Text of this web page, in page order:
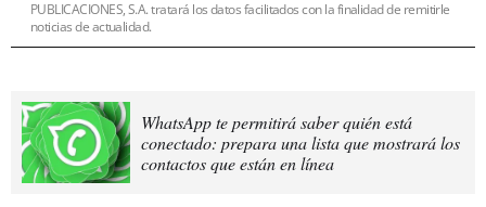
PUBLICACIONES, S.A. tratará los datos facilitados con la finalidad de remitirle
noticias de actualidad.
WhatsApp te permitirá saber quién está
conectado: prepara una lista que mostrará los
contactos que están en línea